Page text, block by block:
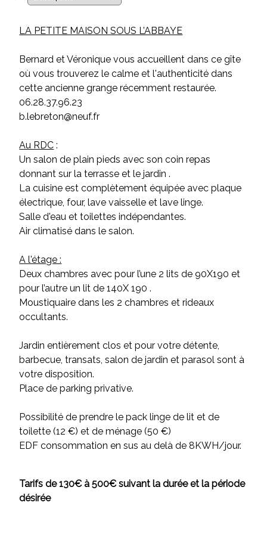
LA PETITE MAISON SOUS L’ABBAYE
Bernard et Véronique vous accueillent dans ce gîte
où vous trouverez le calme et l'authenticité dans
cette ancienne grange récemment restaurée.
06.28.37.96.23
b.lebreton@neuf.fr
Au RDC :
Un salon de plain pieds avec son coin repas
donnant sur la terrasse et le jardin .
La cuisine est complètement équipée avec plaque
électrique, four, lave vaisselle et lave linge.
Salle d'eau et toilettes indépendantes.
Air climatisé dans le salon.
A l'étage :
Deux chambres avec pour l’une 2 lits de 90X190 et
pour l’autre un lit de 140X 190 .
Moustiquaire dans les 2 chambres et rideaux
occultants.
Jardin entièrement clos et pour votre détente,
barbecue, transats, salon de jardin et parasol sont à
votre disposition.
Place de parking privative.
Possibilité de prendre le pack linge de lit et de
toilette (12 €) et de ménage (50 €)
EDF consommation en sus au delà de 8KWH/jour.
Tarifs de 130€ à 500€ suivant la durée et la période
désirée